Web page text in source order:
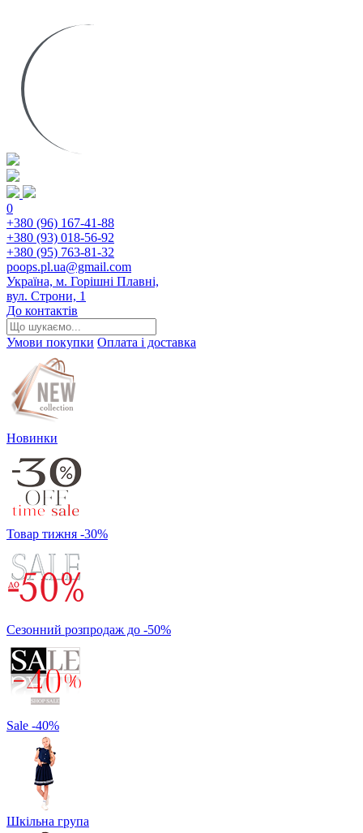
0
+380 (96) 167-41-88
+380 (93) 018-56-92
+380 (95) 763-81-32
poops.pl.ua@gmail.com
Україна, м. Горішні Плавні,
вул. Строни, 1
До контактів
Умови покупки Оплата і доставка
Новинки
Товар тижня -30%
Сезонний розпродаж до -50%
Sale -40%
Шкільна група